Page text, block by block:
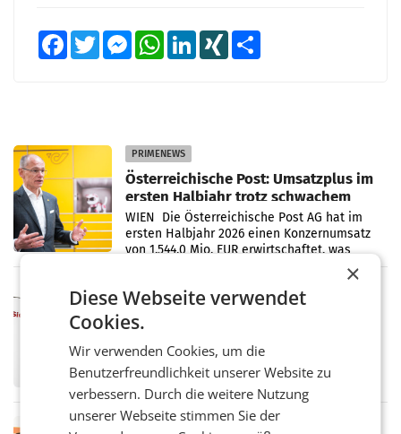
FacebookTwitter MessengerWhatsAppLinkedInXING
PRIMENEWS
Österreichische Post: Umsatzplus im
ersten Halbjahr trotz schwachem
Briefgeschäft
WIEN Die Österreichische Post AG hat im
ersten Halbjahr 2026 einen Konzernumsatz
von 1.544,0 Mio. EUR erwirtschaftet, was
einem Plus von 3,8 Prozent gegenüber dem
MARKETING & MEDIA
ProSiebenSat.1 spart und macht
überraschend viel Gewinn
UNTERFÖHRING/MAILAND/AMSTERDAM. Der
Fernsehkonzern ProSiebenSat.1 hat im
Frühjahr dank Kostensenkungen operativ
wieder Gewinn gemacht und die
Markterwartung deutlich übertroffen.
RETAIL
×
Diese Webseite verwendet
Cookies.
Wir verwenden Cookies, um die
Benutzerfreundlichkeit unserer Website zu
verbessern. Durch die weitere Nutzung
unserer Webseite stimmen Sie der